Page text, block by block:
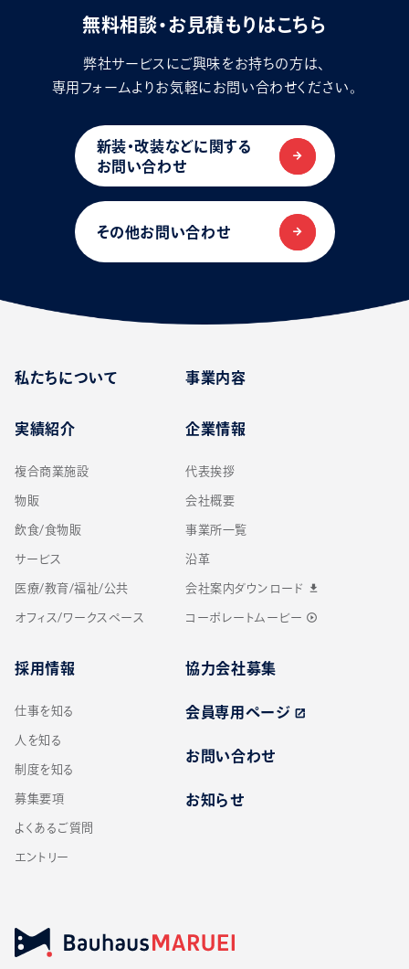
無料相談・お見積もりはこちら
弊社サービスにご興味をお持ちの方は、
専用フォームよりお気軽にお問い合わせください。
新装・改装などに関する
お問い合わせ
その他お問い合わせ
私たちについて
実績紹介
複合商業施設
物販
飲食/食物販
サービス
医療/教育/福祉/公共
オフィス/ワークスペース
事業内容
企業情報
代表挨拶
会社概要
事業所一覧
沿革
会社案内ダウンロード download
コーポレートムービー play_circle_outline
採用情報
仕事を知る
人を知る
制度を知る
募集要項
よくあるご質問
エントリー
協力会社募集
会員専用ページ open_in_new
お問い合わせ
お知らせ